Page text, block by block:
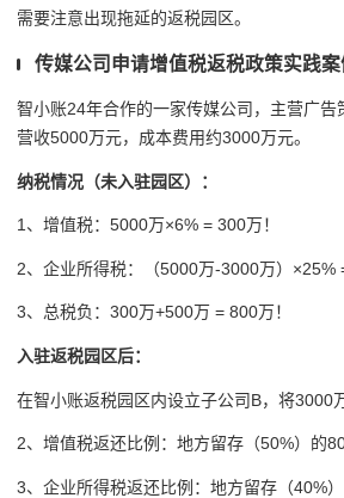
需要注意出现拖延的返税园区。
传媒公司申请增值税返税政策实践案
智小账24年合作的一家传媒公司，主营广告
营收5000万元，成本费用约3000万元。
纳税情况（未入驻园区）：
1、增值税：5000万×6% = 300万！
2、企业所得税：（5000万-3000万）×25%
3、总税负：300万+500万 = 800万！
入驻返税园区后：
在智小账返税园区内设立子公司B，将3000
2、增值税返还比例：地方留存（50%）的
3、企业所得税返还比例：地方留存（40%